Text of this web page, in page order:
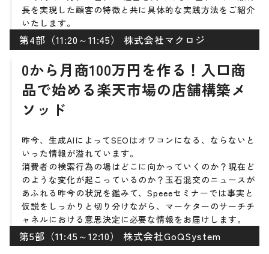
長を実現した顧客の特徴と共に具体的な実践方法をご紹介
いたします。
第4部（11:20～11:45） 株式会社マクロジ
0から月商100万円を作る！入口商
品で始める楽天市場の店舗構築メ
ソッド
昨今、生成AIによってSEOはオワコンになる、ならないと
いった情報が溢れています。
消費者の検索行為の場はどこに向かっていくのか？現在ど
のような変化が起こっているのか？玉石混交のニュースが
あふれる昨今の状況を鑑みて、Speeeセミナーでは事実と
仮説をしっかりと切り分けながら、マーケターのサーチチ
ャネルにおける意思決定に必要な情報をお届けします。
第5部（11:45～12:10） 株式会社GoQSystem